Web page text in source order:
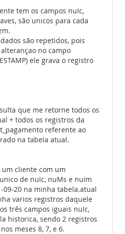
tem os campos nuIc,
são unicos para cada
são repetidos, pois
no campo
ele grava o registro
que me retorne todos os
+ todos os registros da
referente ao
na tabela atual.
cliente com um
de nuIc, nuMs e nuIm
09-20 na minha tabela.atual
varios registros daquele
três campos iguais nuIc,
historica, sendo 2 registros
meses 8, 7, e 6.